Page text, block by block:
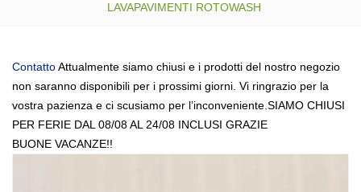
LAVAPAVIMENTI ROTOWASH
ContattoAttualmente siamo chiusi e i prodotti del nostro negozio
non saranno disponibili per i prossimi giorni. Vi ringrazio per la
vostra pazienza e ci scusiamo per l’inconveniente.SIAMO CHIUSI
PER FERIE DAL 08/08 AL 24/08 INCLUSI GRAZIE
BUONE VACANZE!!